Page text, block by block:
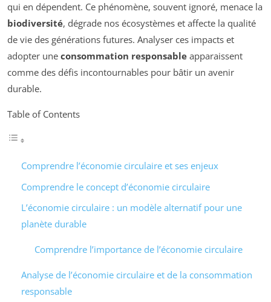
qui en dépendent. Ce phénomène, souvent ignoré, menace la
biodiversité, dégrade nos écosystèmes et affecte la qualité
de vie des générations futures. Analyser ces impacts et
adopter une consommation responsable apparaissent
comme des défis incontournables pour bâtir un avenir
durable.
Table of Contents
Comprendre l’économie circulaire et ses enjeux
Comprendre le concept d’économie circulaire
L’économie circulaire : un modèle alternatif pour une
planète durable
Comprendre l’importance de l’économie circulaire
Analyse de l’économie circulaire et de la consommation
responsable